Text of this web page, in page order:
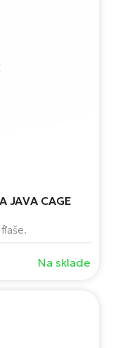
JAVA CAGE
Na sklade